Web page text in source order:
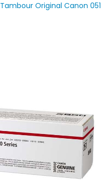
Tambour Original Canon 051